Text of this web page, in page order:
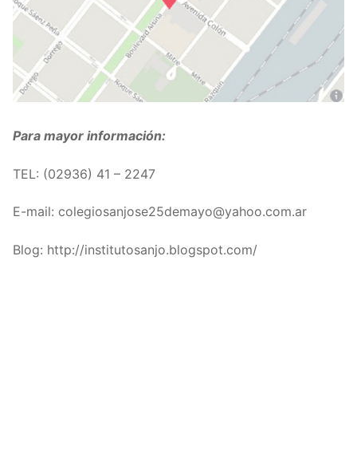
Para mayor información:
TEL: (02936) 41 – 2247
E-mail: colegiosanjose25demayo@yahoo.com.ar
Blog: http://institutosanjo.blogspot.com/